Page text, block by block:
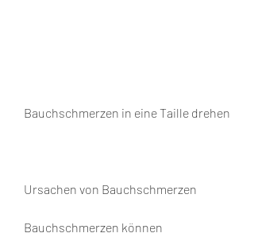
Bauchschmerzen in eine Taille drehen
Ursachen von Bauchschmerzen
Bauchschmerzen können